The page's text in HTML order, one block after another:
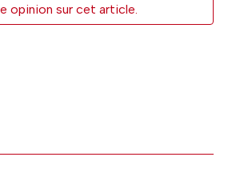
opinion sur cet article.